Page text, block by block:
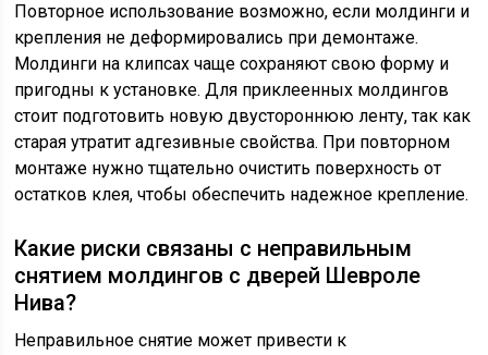
Повторное использование возможно, если молдинги и
крепления не деформировались при демонтаже.
Молдинги на клипсах чаще сохраняют свою форму и
пригодны к установке. Для приклеенных молдингов
стоит подготовить новую двустороннюю ленту, так как
старая утратит адгезивные свойства. При повторном
монтаже нужно тщательно очистить поверхность от
остатков клея, чтобы обеспечить надежное крепление.
Какие риски связаны с неправильным
снятием молдингов с дверей Шевроле
Нива?
Неправильное снятие может привести к